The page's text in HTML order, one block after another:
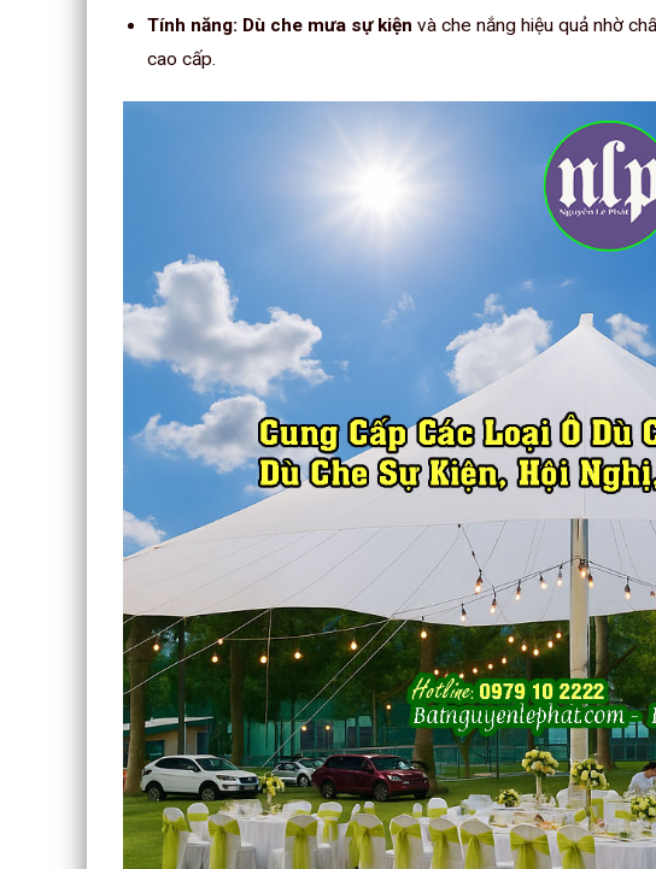
Tính năng: Dù che mưa sự kiện và che nắng hiệu quả nhờ
cao cấp.